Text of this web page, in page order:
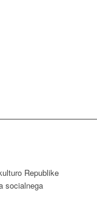
Republike
socialnega